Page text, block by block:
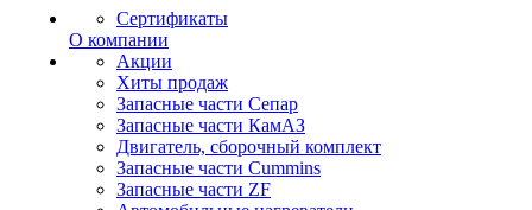
Сертификаты
О компании
Акции
Хиты продаж
Запасные части Сепар
Запасные части КамАЗ
Двигатель, сборочный комплект
Запасные части Cummins
Запасные части ZF